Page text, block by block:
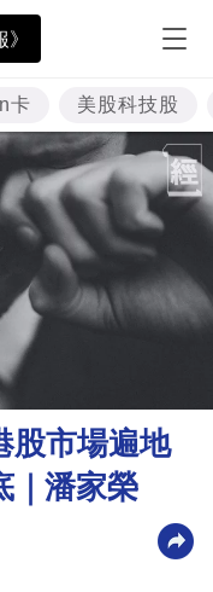
卡 美股科技股
股市場遍地
｜潘家榮